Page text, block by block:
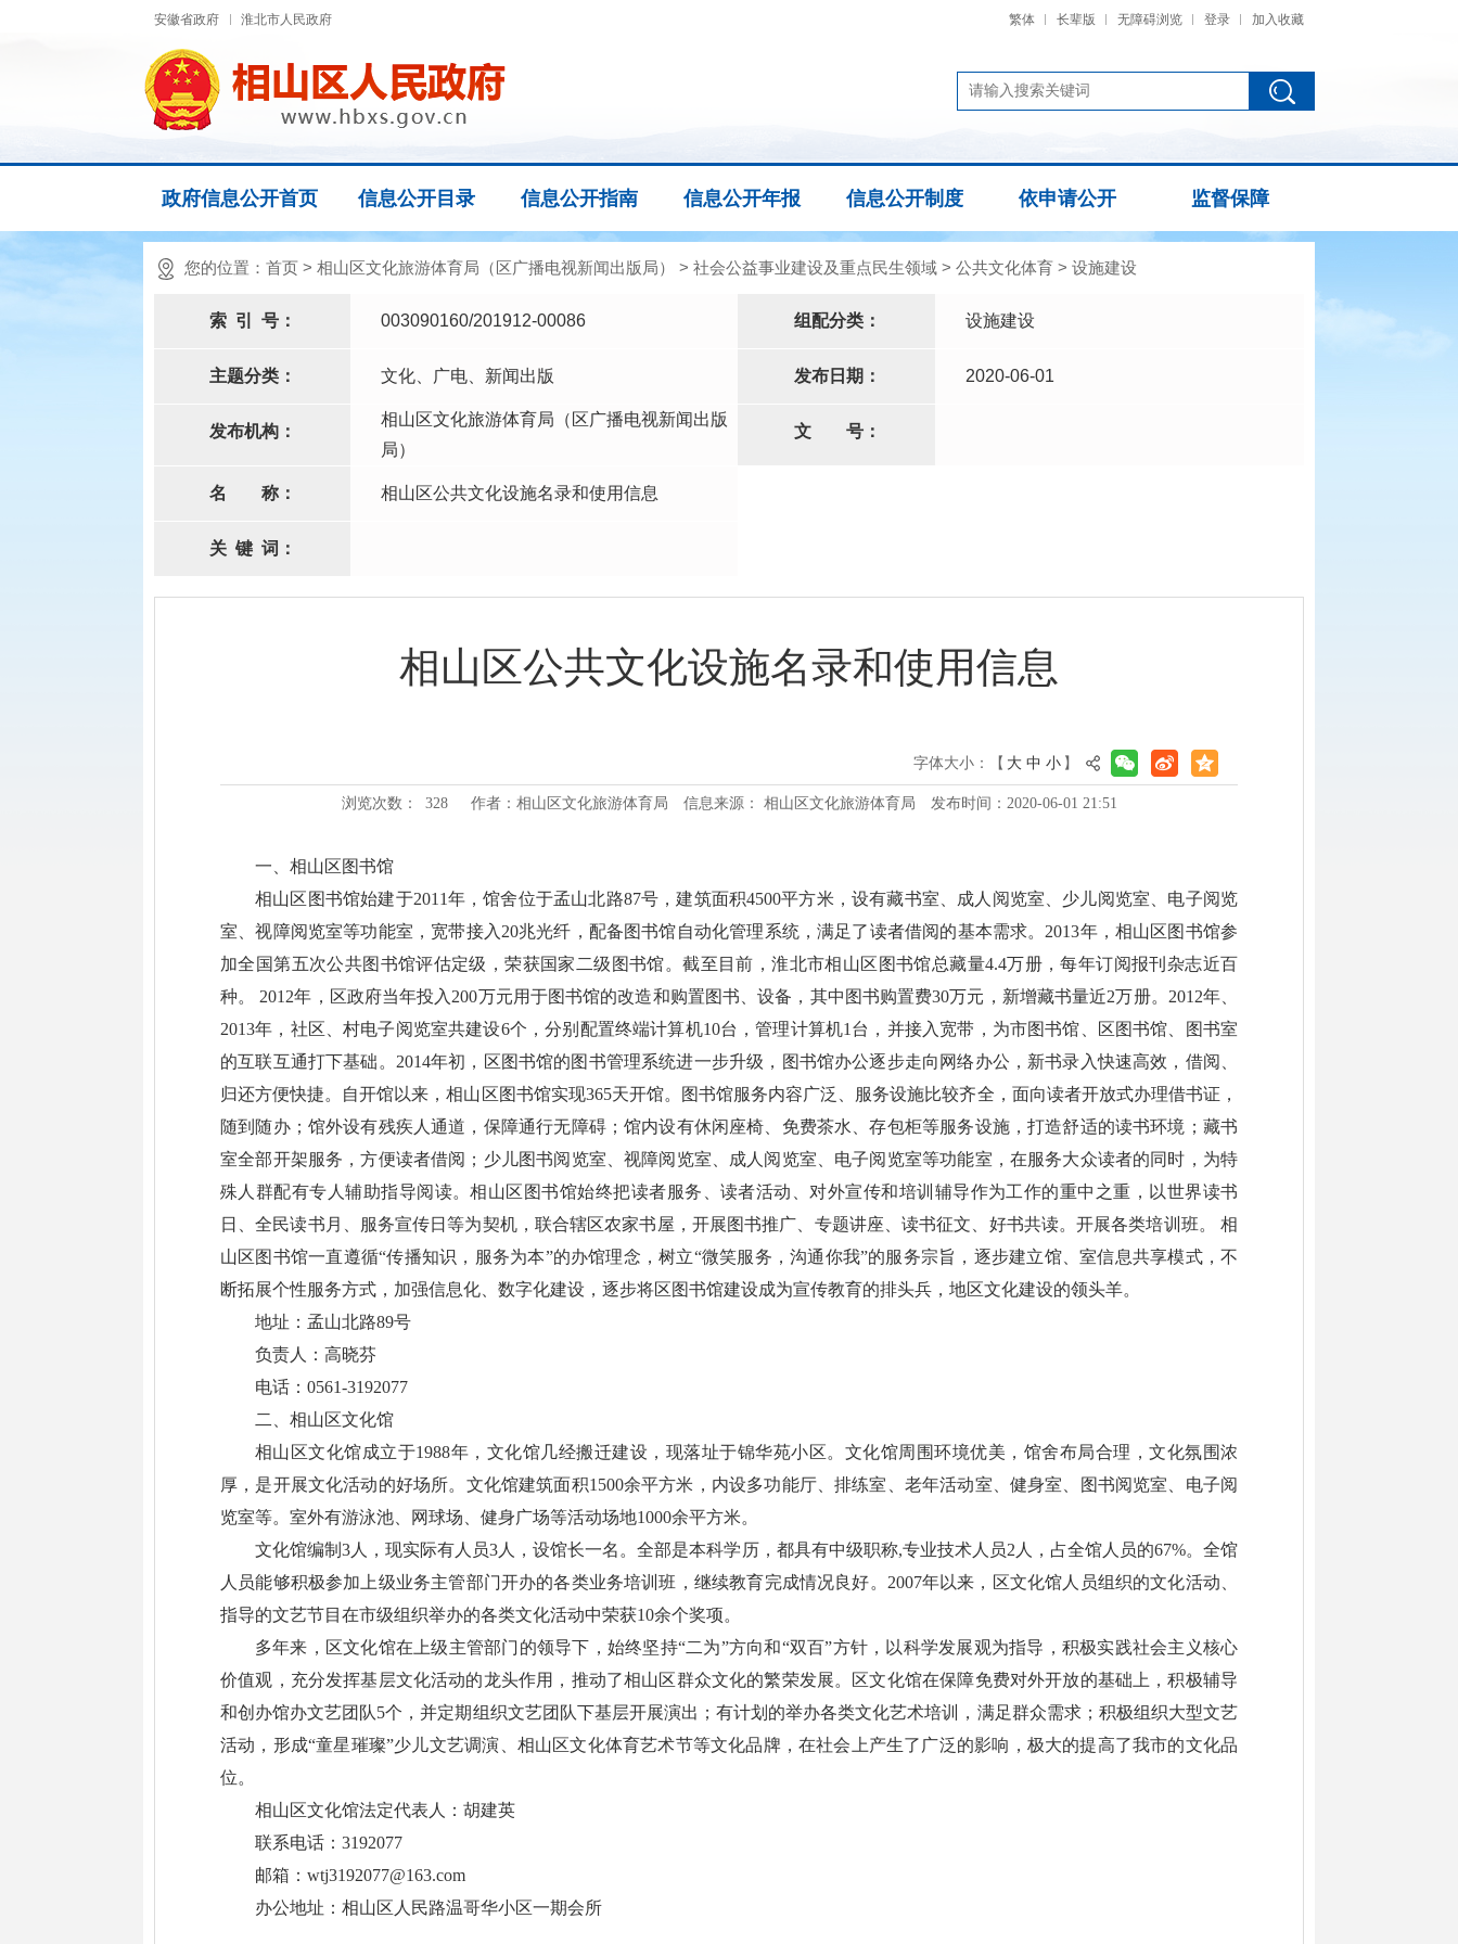
安徽省政府 淮北市人民政府 繁体 长辈版 无障碍浏览 登录 加入收藏
政府信息公开首页 信息公开目录 信息公开指南 信息公开年报 信息公开制度 依申请公开 监督保障
您的位置： 首页 > 相山区文化旅游体育局（区广播电视新闻出版局） > 社会公益事业建设及重点民生领域 > 公共文化体育 > 设施建设
索 引 号： 003090160/201912-00086 组配分类： 设施建设
主题分类： 文化、广电、新闻出版 发布日期： 2020-06-01
发布机构：
相山区文化旅游体育局（区广播电视新闻出版
局）
文 号：
名 称： 相山区公共文化设施名录和使用信息
关 键 词：
相山区公共文化设施名录和使用信息
字体大小：【 大 中 小 】
浏览次数： 328 作者：相山区文化旅游体育局 信息来源： 相山区文化旅游体育局 发布时间：2020-06-01 21:51
一、相山区图书馆
相山区图书馆始建于2011年，馆舍位于孟山北路87号，建筑面积4500平方米，设有藏书室、成人阅览室、少儿阅览室、电子阅览
室、视障阅览室等功能室，宽带接入20兆光纤，配备图书馆自动化管理系统，满足了读者借阅的基本需求。2013年，相山区图书馆参
加全国第五次公共图书馆评估定级，荣获国家二级图书馆。截至目前，淮北市相山区图书馆总藏量4.4万册，每年订阅报刊杂志近百
种。 2012年，区政府当年投入200万元用于图书馆的改造和购置图书、设备，其中图书购置费30万元，新增藏书量近2万册。2012年、
2013年，社区、村电子阅览室共建设6个，分别配置终端计算机10台，管理计算机1台，并接入宽带，为市图书馆、区图书馆、图书室
的互联互通打下基础。2014年初，区图书馆的图书管理系统进一步升级，图书馆办公逐步走向网络办公，新书录入快速高效，借阅、
归还方便快捷。自开馆以来，相山区图书馆实现365天开馆。图书馆服务内容广泛、服务设施比较齐全，面向读者开放式办理借书证，
随到随办；馆外设有残疾人通道，保障通行无障碍；馆内设有休闲座椅、免费茶水、存包柜等服务设施，打造舒适的读书环境；藏书
室全部开架服务，方便读者借阅；少儿图书阅览室、视障阅览室、成人阅览室、电子阅览室等功能室，在服务大众读者的同时，为特
殊人群配有专人辅助指导阅读。相山区图书馆始终把读者服务、读者活动、对外宣传和培训辅导作为工作的重中之重，以世界读书
日、全民读书月、服务宣传日等为契机，联合辖区农家书屋，开展图书推广、专题讲座、读书征文、好书共读。开展各类培训班。 相
山区图书馆一直遵循“传播知识，服务为本”的办馆理念，树立“微笑服务，沟通你我”的服务宗旨，逐步建立馆、室信息共享模式，不
断拓展个性服务方式，加强信息化、数字化建设，逐步将区图书馆建设成为宣传教育的排头兵，地区文化建设的领头羊。
地址：孟山北路89号
负责人：高晓芬
电话：0561-3192077
二、相山区文化馆
相山区文化馆成立于1988年，文化馆几经搬迁建设，现落址于锦华苑小区。文化馆周围环境优美，馆舍布局合理，文化氛围浓
厚，是开展文化活动的好场所。文化馆建筑面积1500余平方米，内设多功能厅、排练室、老年活动室、健身室、图书阅览室、电子阅
览室等。室外有游泳池、网球场、健身广场等活动场地1000余平方米。
文化馆编制3人，现实际有人员3人，设馆长一名。全部是本科学历，都具有中级职称,专业技术人员2人，占全馆人员的67%。全馆
人员能够积极参加上级业务主管部门开办的各类业务培训班，继续教育完成情况良好。2007年以来，区文化馆人员组织的文化活动、
指导的文艺节目在市级组织举办的各类文化活动中荣获10余个奖项。
多年来，区文化馆在上级主管部门的领导下，始终坚持“二为”方向和“双百”方针，以科学发展观为指导，积极实践社会主义核心
价值观，充分发挥基层文化活动的龙头作用，推动了相山区群众文化的繁荣发展。区文化馆在保障免费对外开放的基础上，积极辅导
和创办馆办文艺团队5个，并定期组织文艺团队下基层开展演出；有计划的举办各类文化艺术培训，满足群众需求；积极组织大型文艺
活动，形成“童星璀璨”少儿文艺调演、相山区文化体育艺术节等文化品牌，在社会上产生了广泛的影响，极大的提高了我市的文化品
位。
相山区文化馆法定代表人：胡建英
联系电话：3192077
邮箱：wtj3192077@163.com
办公地址：相山区人民路温哥华小区一期会所